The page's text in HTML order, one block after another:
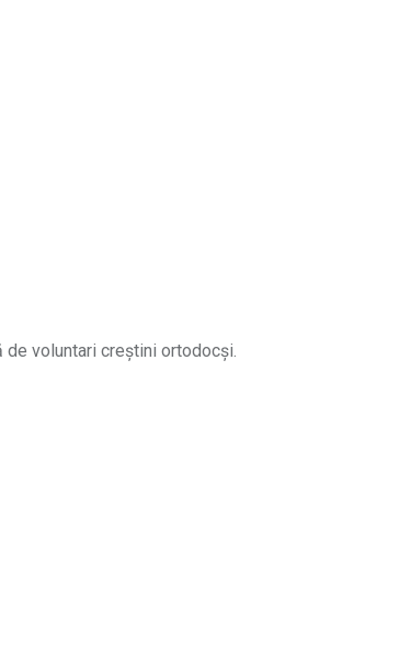
voluntari creștini ortodocși.